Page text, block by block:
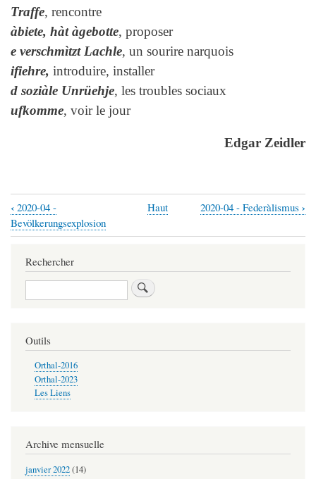
Traffe, rencontre
àbiete, hàt àgebotte, proposer
e verschmìtzt Lachle, un sourire narquois
ifiehre, introduire, installer
d soziàle Unrüehje, les troubles sociaux
ufkomme, voir le jour
Edgar Zeidler
Liens
transversaux
livre
pour
04
Chinà,
‹ 2020-04 -
Bevölkerungsexplosion
Haut 2020-04 - Federàlismus ›
Rechercher
Rechercher
Outils
Orthal-2016
Orthal-2023
Les Liens
Archive mensuelle
janvier 2022(14)